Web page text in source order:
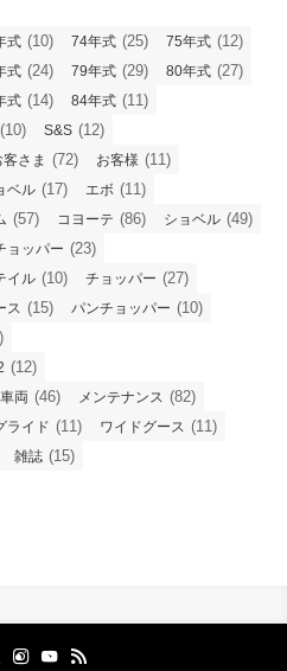
式 (10) 74年式 (25) 75年式 (12)
式 (24) 79年式 (29) 80年式 (27)
式 (14) 84年式 (11)
(10) S&S (12)
客さま (72) お客様 (11)
ベル (17) エボ (11)
(57) コヨーテ (86) ショベル (49)
ョッパー (23)
イル (10) チョッパー (27)
ス (15) パンチョッパー (10)
(12)
両 (46) メンテナンス (82)
ライド (11) ワイドグース (11)
雑誌 (15)